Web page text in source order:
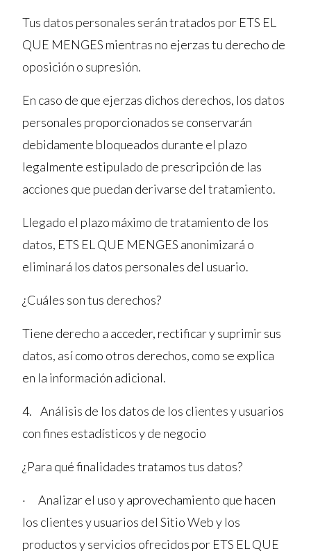
Tus datos personales serán tratados por ETS EL
QUE MENGES mientras no ejerzas tu derecho de
oposición o supresión.
En caso de que ejerzas dichos derechos, los datos
personales proporcionados se conservarán
debidamente bloqueados durante el plazo
legalmente estipulado de prescripción de las
acciones que puedan derivarse del tratamiento.
Llegado el plazo máximo de tratamiento de los
datos, ETS EL QUE MENGES anonimizará o
eliminará los datos personales del usuario.
¿Cuáles son tus derechos?
Tiene derecho a acceder, rectificar y suprimir sus
datos, así como otros derechos, como se explica
en la información adicional.
4. Análisis de los datos de los clientes y usuarios
con fines estadísticos y de negocio
¿Para qué finalidades tratamos tus datos?
· Analizar el uso y aprovechamiento que hacen
los clientes y usuarios del Sitio Web y los
productos y servicios ofrecidos por ETS EL QUE